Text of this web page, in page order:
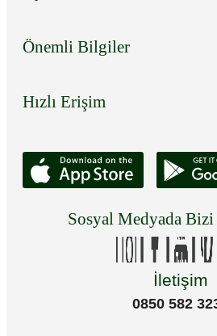
Önemli Bilgiler
Hızlı Erişim
Sosyal Medyada
İletişim
0850 582